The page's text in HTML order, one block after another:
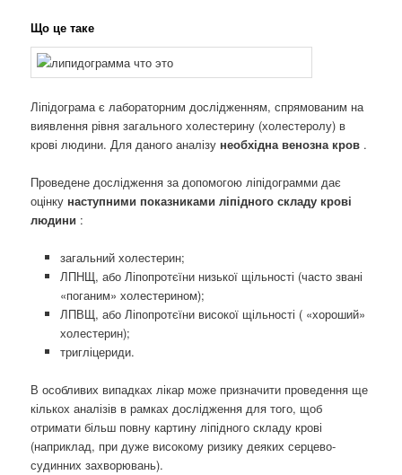
Що це таке
Ліпідограма є лабораторним дослідженням, спрямованим на
виявлення рівня загального холестерину (холестеролу) в
крові людини. Для даного аналізу необхідна венозна кров .
Проведене дослідження за допомогою ліпідограмми дає
оцінку наступними показниками ліпідного складу крові
людини :
загальний холестерин;
ЛПНЩ, або Ліпопротєїни низької щільності (часто звані
«поганим» холестерином);
ЛПВЩ, або Ліпопротєїни високої щільності ( «хороший»
холестерин);
тригліцериди.
В особливих випадках лікар може призначити проведення ще
кількох аналізів в рамках дослідження для того, щоб
отримати більш повну картину ліпідного складу крові
(наприклад, при дуже високому ризику деяких серцево-
судинних захворювань).